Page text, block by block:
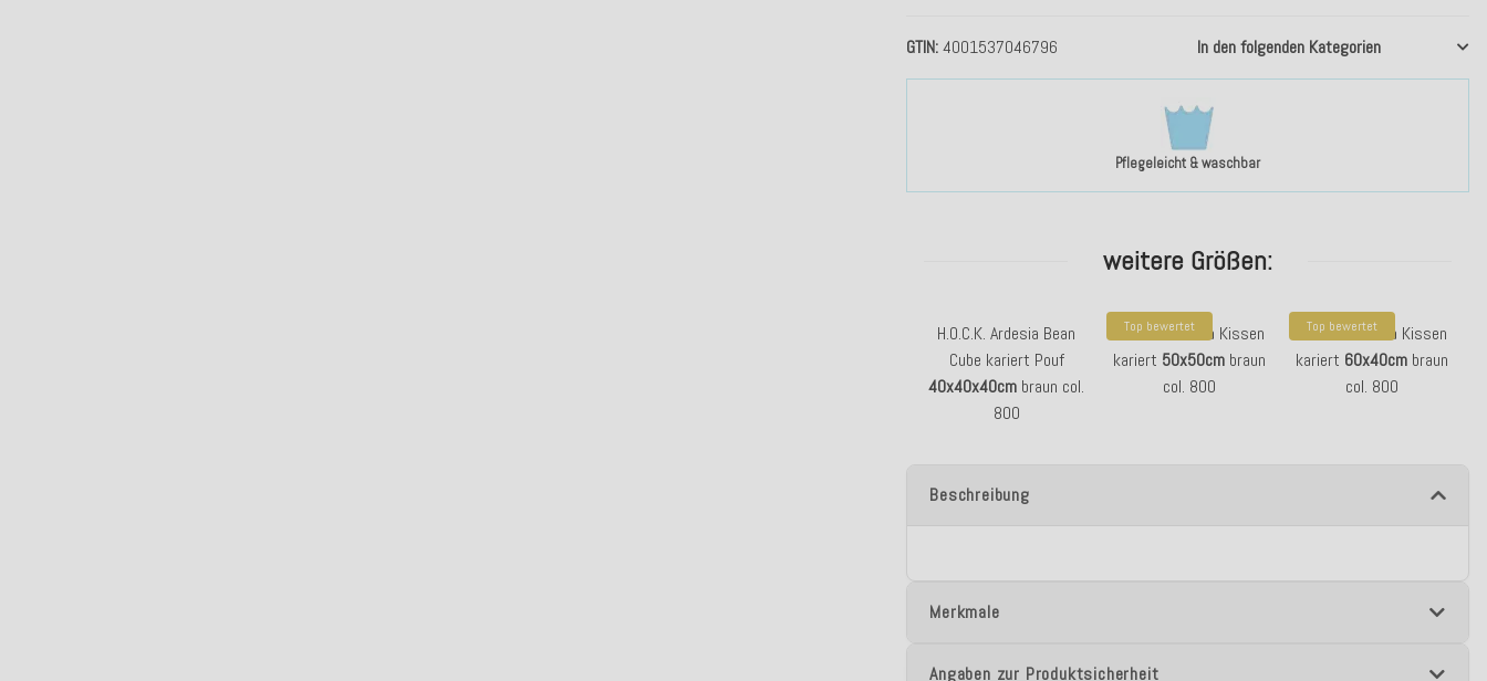
Pflegeleicht & waschbar
GTIN 4001537046796 In den folgenden Kategorien
weitere Größen:
H.O.C.K. Ardesia Bean
Cube kariert Pouf
40x40x40cm braun col.
800
Top bewertet
H.O.C.K. Ardesia Kissen
kariert 50x50cmbraun
col. 800
Top bewertet
H.O.C.K. Ardesia Kissen
kariert 60x40cmbraun
col. 800
Beschreibung
Merkmale
Angaben zur Produktsicherheit